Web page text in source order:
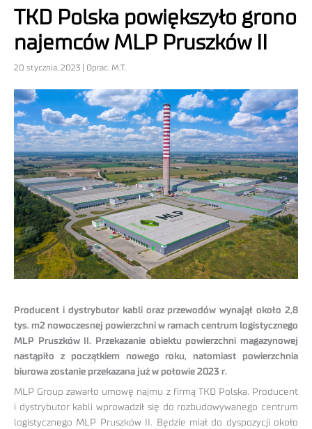
TKD Polska powiększyło grono
najemców MLP Pruszków II
20 stycznia, 2023 | Oprac. M.T.
Producent i dystrybutor kabli oraz przewodów wynajął około 2,8
tys. m2 nowoczesnej powierzchni w ramach centrum logistycznego
MLP Pruszków II. Przekazanie obiektu powierzchni magazynowej
nastąpiło z początkiem nowego roku, natomiast powierzchnia
biurowa zostanie przekazana już w połowie 2023 r.
MLP Group zawarło umowę najmu z firmą TKD Polska. Producent
i dystrybutor kabli wprowadził się do rozbudowywanego centrum
logistycznego MLP Pruszków II. Będzie miał do dyspozycji około